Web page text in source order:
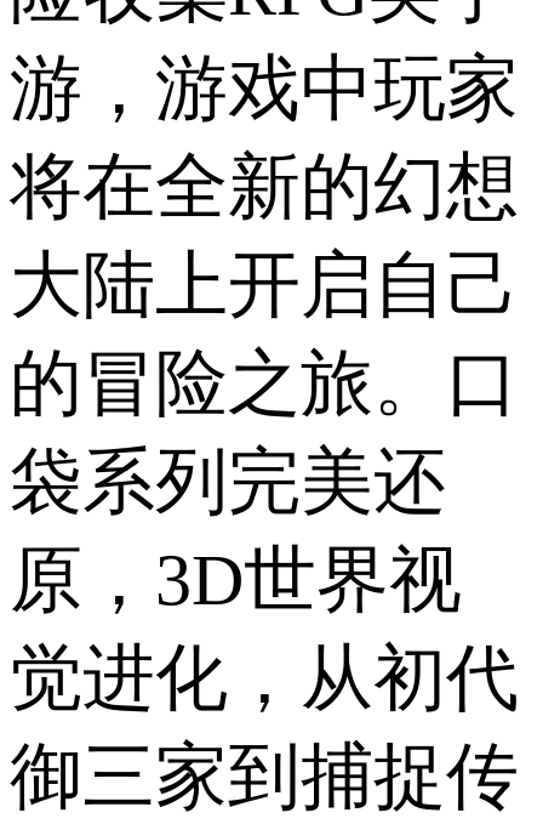
游，游戏中玩家
将在全新的幻想
大陆上开启自己
的冒险之旅。口
袋系列完美还
原，3D世界视
觉进化，从初代
御三家到捕捉传